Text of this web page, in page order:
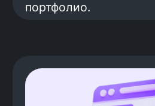
они зарабатывают больше —